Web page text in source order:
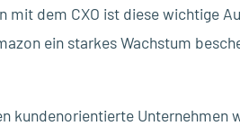
dem CXO ist diese wichtige
ein starkes Wachstum
kundenorientierte Unternehmen